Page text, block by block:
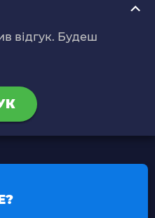
відгук. Будеш